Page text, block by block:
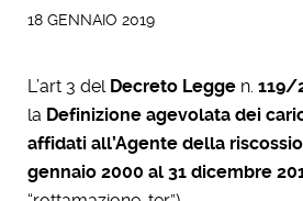
18 GENNAIO 2019
L’art 3 del Decreto Legge n. 119/
la Definizione agevolata dei
affidati all’Agente della
gennaio 2000 al 31 dicembre